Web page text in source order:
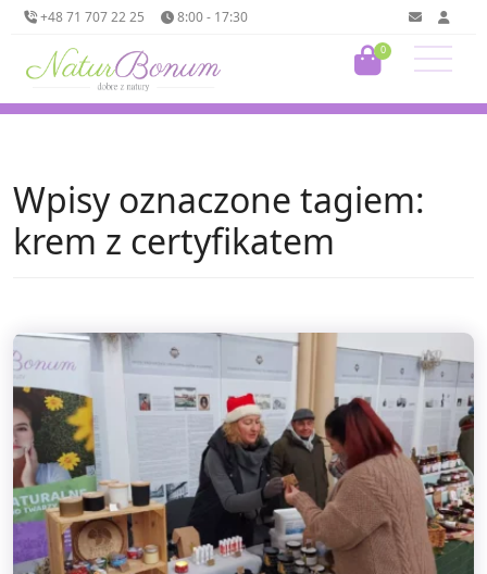
+48 71 707 22 25 8:00 - 17:30
0
Wpisy oznaczone tagiem:
krem z certyfikatem